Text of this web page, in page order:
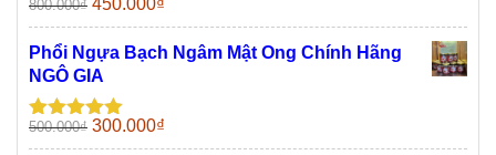
Được xếp
hạng5.005
sao
800.000₫
gốc
là:
800.000₫.
450.000₫
hiện
tại
Phổi Ngựa Bạch Ngâm Mật Ong Chính Hãng
NGÔ GIA
Được xếp
hạng5.005
500.000₫ Giá
gốc
300.000₫
hiện